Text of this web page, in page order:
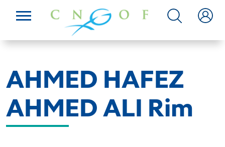
AHMED HAFEZ
AHMED ALI Rim